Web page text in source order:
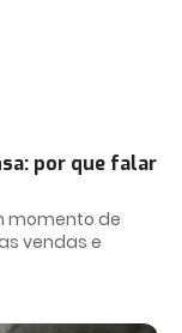
por que falar
momento de
vendas e